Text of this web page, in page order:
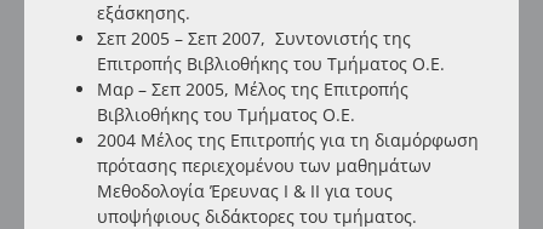
εξάσκησης.
Σεπ 2005 – Σεπ 2007, Συντονιστής της
Επιτροπής Βιβλιοθήκης του Τμήματος Ο.Ε.
Μαρ – Σεπ 2005, Μέλος της Επιτροπής
Βιβλιοθήκης του Τμήματος Ο.Ε.
2004 Μέλος της Επιτροπής για τη διαμόρφωση
πρότασης περιεχομένου των μαθημάτων
Μεθοδολογία Έρευνας Ι & ΙΙ για τους
υποψήφιους διδάκτορες του τμήματος.